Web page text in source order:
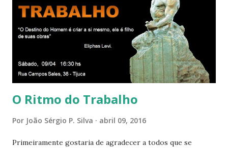
Presença que me envolve inteiramente Afirmo: Há uma só
presença aqui: é a presença da Harmonia, que faz vibrar
todos os corações de Felicidade e Alegria. Quem quer que
aqui entre, sentirá as vibrações da Divina Harmonia. Há uma
só presença aqui: é a...
O Ritmo do Trabalho
Por João Sérgio P. Silva abril 09, 2016
Primeiramente gostaria de agradecer a todos que se